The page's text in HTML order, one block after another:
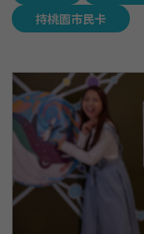
持桃園市民卡